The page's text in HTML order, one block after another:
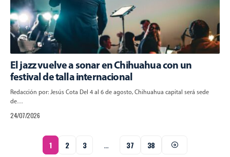
El jazz vuelve a sonar en Chihuahua con un
festival de talla internacional
Redacción por: Jesús Cota Del 4 al 6 de agosto, Chihuahua capital será sede
de…
24/07/2026
1 2 3 … 37 38